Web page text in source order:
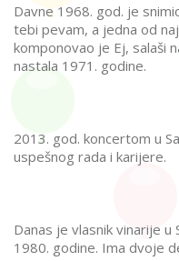
Davne 1968. god. je
tebi pevam, a jedna od
komponovao je Ej, salaši
nastala 1971. godine.
2013. god. koncertom u
uspešnog rada i karijere.
Danas je vlasnik vinarije
1980. godine. Ima dvoje